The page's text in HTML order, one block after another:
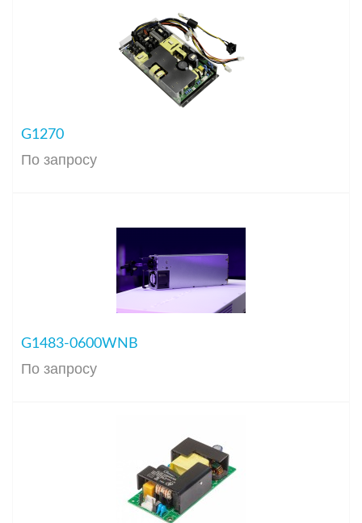
G1270
По запросу
G1483-0600WNB
По запросу